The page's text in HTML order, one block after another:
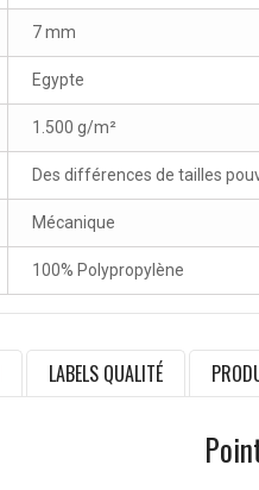
7 mm
Egypte
1.500 g/m²
Des différences de tailles
Mécanique
100% Polypropylène
LABELS QUALITÉ